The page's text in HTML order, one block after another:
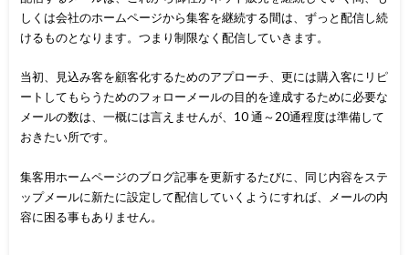
しくは会社のホームページから集客を継続する間は、ずっと配信し続
けるものとなります。つまり制限なく配信していきます。
当初、見込み客を顧客化するためのアプローチ、更には購入客にリピ
ートしてもらうためのフォローメールの目的を達成するために必要な
メールの数は、一概には言えませんが、10 通～20通程度は準備して
おきたい所です。
集客用ホームページのブログ記事を更新するたびに、同じ内容をステ
ップメールに新たに設定して配信していくようにすれば、メールの内
容に困る事もありません。